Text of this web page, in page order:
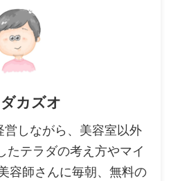
カズオ
しながら、美容室以外
たテラダの考え方やマイ
容師さんに毎朝、無料の